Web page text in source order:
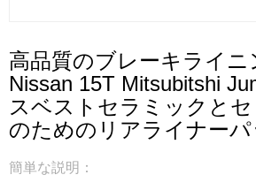
高品質のブレーキライニ
Nissan 15T Mitsubitshi
スベストセラミックと
のためのリアライナーパ
簡単な説明：